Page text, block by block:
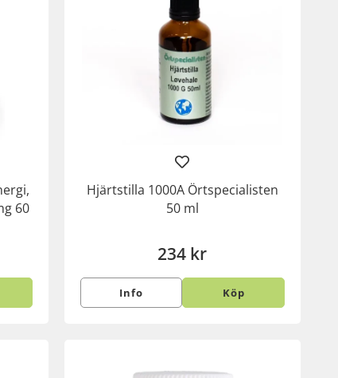
60
Hjärtstilla 1000A Örtspecialisten
50 ml
234 kr
Info Köp